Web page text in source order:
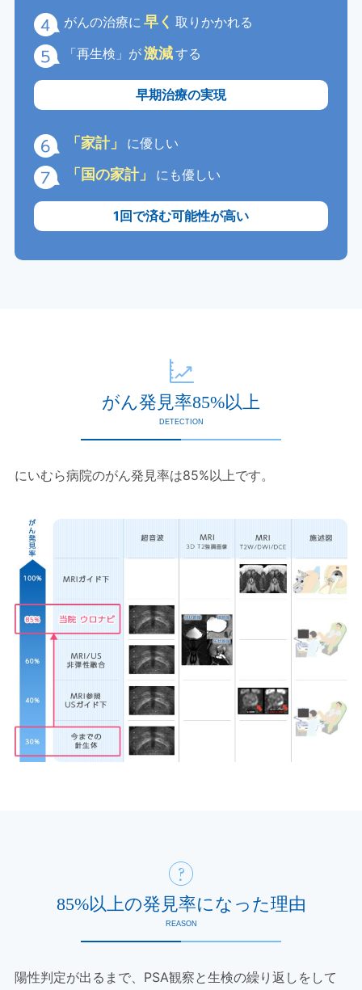
がんの治療に 早く 取りかかれる
「再生検」が激減する
早期治療の実現
「家計」 に優しい
「国の家計」 にも優しい
1回で済む可能性が高い
がん発見率85%以上
DETECTION
にいむら病院のがん発見率は85%以上です。
85%以上の発見率になった理由
REASON
陽性判定が出るまで、PSA観察と生検の繰り返しをして